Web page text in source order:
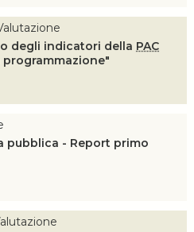
degli indicatori della PAC
pubblica - Report primo